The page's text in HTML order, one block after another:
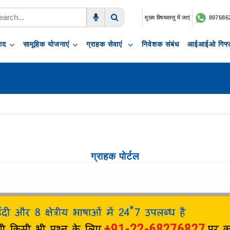
मुख्य विषयवस्तु में जाएं
सामूहिक योजनाएं ग्राहक सेवाएं निवेशक संबंध आईआईओ
ग्राहक पोर्टल